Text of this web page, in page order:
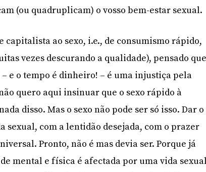
(ou quadruplicam) o vosso bem-estar sexual.
capitalista ao sexo, i.e., de consumismo rápido,
vezes descurando a qualidade), pensado
– e o tempo é dinheiro! – é uma injustiça pela
quero aqui insinuar que o sexo rápido à
disso. Mas o sexo não pode ser só isso. Dar o
sexual, com a lentidão desejada, com o prazer
Pronto, não é mas devia ser. Porque já
mental e física é afectada por uma vida